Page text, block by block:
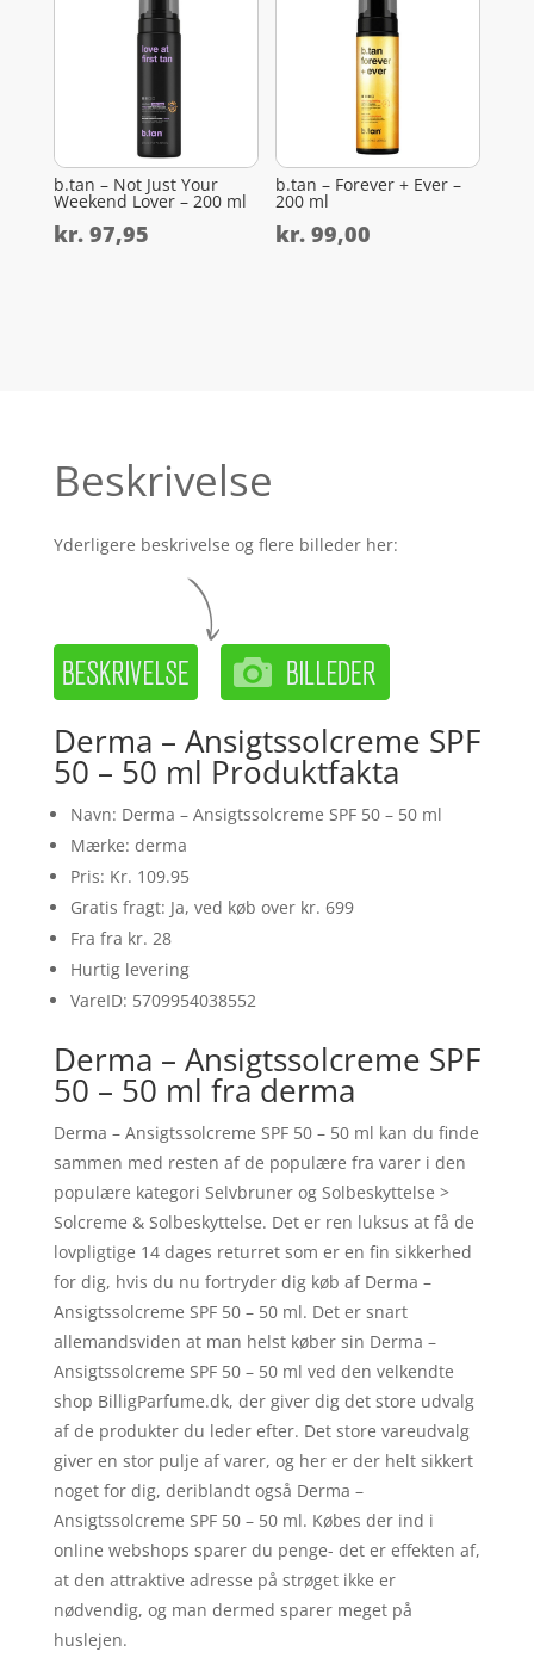
b.tan – Not Just Your
Weekend Lover – 200 ml
kr.97,95
b.tan – Forever + Ever –
200 ml
kr. 99,00
Beskrivelse
Yderligere beskrivelse og flere billeder her:
Derma – Ansigtssolcreme SPF
50 – 50 ml Produktfakta
Navn: Derma – Ansigtssolcreme SPF 50 – 50 ml
Mærke: derma
Pris: Kr. 109.95
Gratis fragt: Ja, ved køb over kr. 699
Fra fra kr. 28
Hurtig levering
VareID: 5709954038552
Derma – Ansigtssolcreme SPF
50 – 50 ml fra derma
Derma – Ansigtssolcreme SPF 50 – 50 ml kan du finde
sammen med resten af de populære fra varer i den
populære kategori Selvbruner og Solbeskyttelse >
Solcreme & Solbeskyttelse. Det er ren luksus at få de
lovpligtige 14 dages returret som er en fin sikkerhed
for dig, hvis du nu fortryder dig køb af Derma –
Ansigtssolcreme SPF 50 – 50 ml. Det er snart
allemandsviden at man helst køber sin Derma –
Ansigtssolcreme SPF 50 – 50 ml ved den velkendte
shop BilligParfume.dk, der giver dig det store udvalg
af de produkter du leder efter. Det store vareudvalg
giver en stor pulje af varer, og her er der helt sikkert
noget for dig, deriblandt også Derma –
Ansigtssolcreme SPF 50 – 50 ml. Købes der ind i
online webshops sparer du penge- det er effekten af,
at den attraktive adresse på strøget ikke er
nødvendig, og man dermed sparer meget på
huslejen.